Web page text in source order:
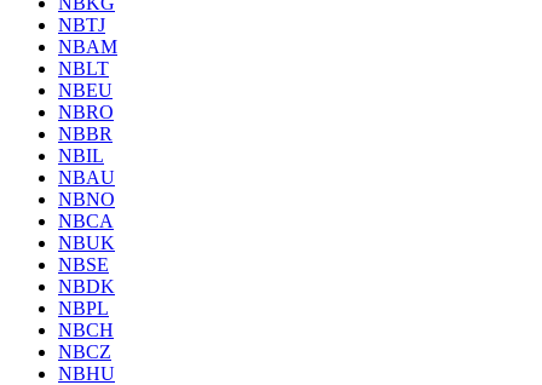
NBTJ
NBAM
NBLT
NBEU
NBRO
NBBR
NBIL
NBAU
NBNO
NBCA
NBUK
NBSE
NBDK
NBPL
NBCH
NBCZ
NBHU